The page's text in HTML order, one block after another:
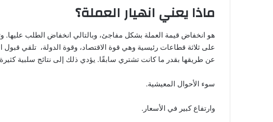
ماذا يعني انهيار العملة؟
هو انخفاض قيمة العملة بشكل مفاجئ، وبالتالي انخفاض الطلب عليها.
على ثلاثة قطاعات رئيسية وهي قوة الاقتصاد، وقوة الدولة، تلقي
عن طريقها بقدر ما كانت تشتري سابقًا. يؤدي ذلك إلى نتائج سلبية
سوء الأحوال المعيشية.
وارتفاع كبير في الأسعار.